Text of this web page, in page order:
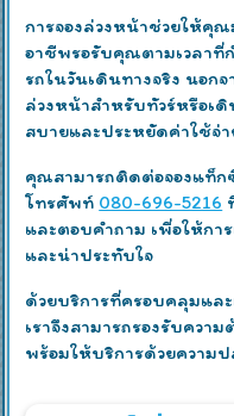
การจองล่วงหน้าช่วยให้คุ
อาชีพรอรับคุณตามเวลาที่
รถในวันเดินทางจริง นอก
ล่วงหน้าสำหรับทัวร์หรือเ
สบายและประหยัดค่าใช้จ่า
คุณสามารถติดต่อจองแท็ก
โทรศัพท์ 080-696-5216
และตอบคำถาม เพื่อให้กา
และน่าประทับใจ
ด้วยบริการที่ครอบคลุมแล
เราจึงสามารถรองรับควา
พร้อมให้บริการด้วยความ